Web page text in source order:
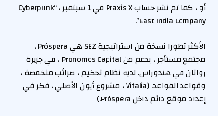
أو ، كما تم نشر حساب Praxis X في 1 سبتمبر ، “Cyberpunk
East India Company”.
الأكثر تطورا
نسخة من استراتيجية SEZ هي Próspera ،
مجتمع مستأجر ، بدعم من Pronomos Capital ، في جزيرة
رواتان في هندوراس. لديه نظام تحكيم ، ضرائب منخفضة ،
وقواعد القواعد. (Vitalia ، مشروع أيون الأصلي ، فكر في
إعداد موقع دائم داخل Próspera.)